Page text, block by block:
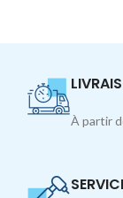
À partir